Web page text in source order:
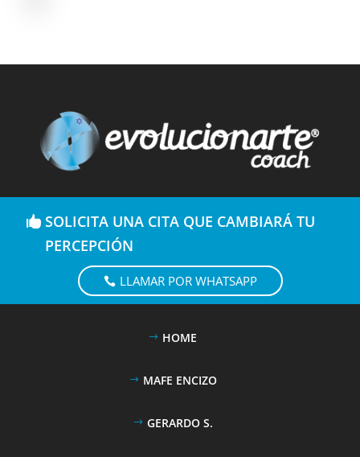
SOLICITA UNA CITA QUE CAMBIARÁ TU
PERCEPCIÓN
LLAMAR POR WHATSAPP
HOME
MAFE ENCIZO
GERARDO S.